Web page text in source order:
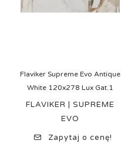
Flaviker Supreme Evo Antique
White 120x278 Lux Gat.1
FLAVIKER | SUPREME
EVO
Zapytaj o cenę!